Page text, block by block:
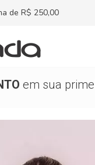
de R$ 250,00
em sua